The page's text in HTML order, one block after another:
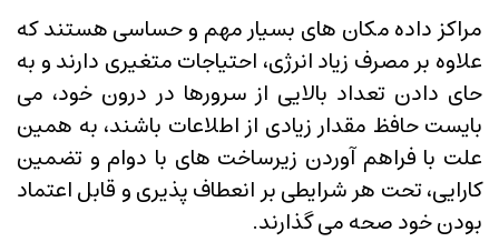
مراکز داده مکان های بسیار مهم و حساسی هستند که
علاوه بر مصرف زیاد انرژی، احتیاجات متغیری دارند و به
حای دادن تعداد بالایی از سرورها در درون خود، می
بایست حافظ مقدار زیادی از اطلاعات باشند، به همین
علت با فراهم آوردن زیرساخت های با دوام و تضمین
کارایی، تحت هر شرایطی بر انعطاف پذیری و قابل اعتماد
بودن خود صحه می گذارند.